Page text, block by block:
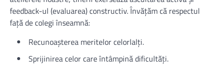
feedback-ul (evaluarea) constructiv. Învățăm că respectul
față de colegi înseamnă:
Recunoașterea meritelor celorlalți.
Sprijinirea celor care întâmpină dificultăți.